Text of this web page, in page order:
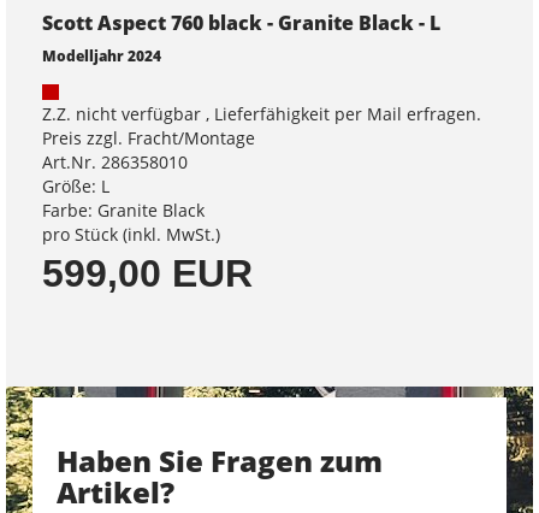
Scott Aspect 760 black - Granite Black - L
Modelljahr 2024
Z.Z. nicht verfügbar , Lieferfähigkeit per Mail erfragen.
Preis zzgl. Fracht/Montage
Art.Nr. 286358010
Größe: L
Farbe: Granite Black
pro Stück (inkl. MwSt.)
599,00 EUR
Haben Sie Fragen zum
Artikel?